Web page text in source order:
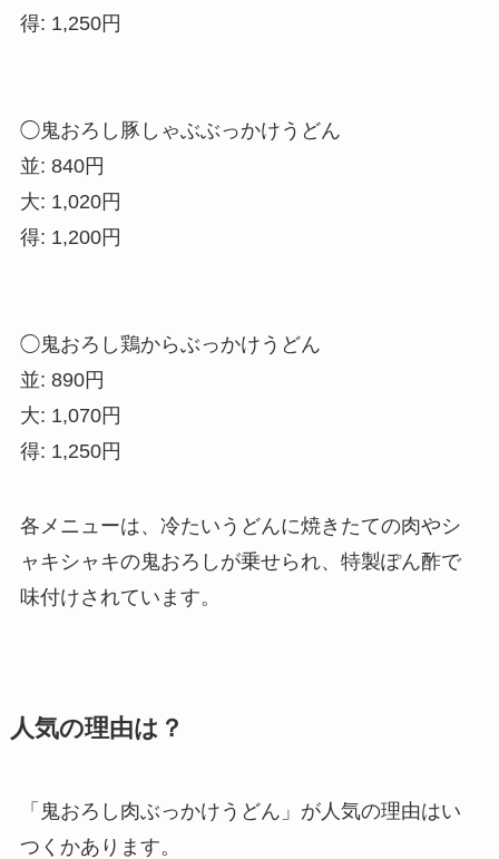
得: 1,250円
◯鬼おろし豚しゃぶぶっかけうどん
並: 840円
大: 1,020円
得: 1,200円
◯鬼おろし鶏からぶっかけうどん
並: 890円
大: 1,070円
得: 1,250円
各メニューは、冷たいうどんに焼きたての肉やシ
ャキシャキの鬼おろしが乗せられ、特製ぽん酢で
味付けされています。
人気の理由は？
「鬼おろし肉ぶっかけうどん」が人気の理由はい
つくかあります。